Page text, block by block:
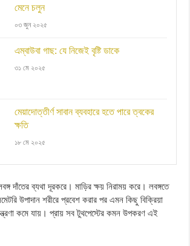
মেনে চলুন
০৩ জুন ২০২৫
এম্বাউবা গাছ: যে নিজেই বৃষ্টি ডাকে
৩১ মে ২০২৫
মেয়াদোত্তীর্ণ সাবান ব্যবহারে হতে পারে ত্বকের
ক্ষতি
১৮ মে ২০২৫
দাঁতের ব্যথা দূরকরে। মাড়ির ক্ষয় নিরাময় করে। লবঙ্গতে
উপাদান শরীরে প্রবেশ করার পর এমন কিছু বিক্রিয়া
কমে যায়। প্রায় সব টুথপেস্টের কমন উপকরণ এই